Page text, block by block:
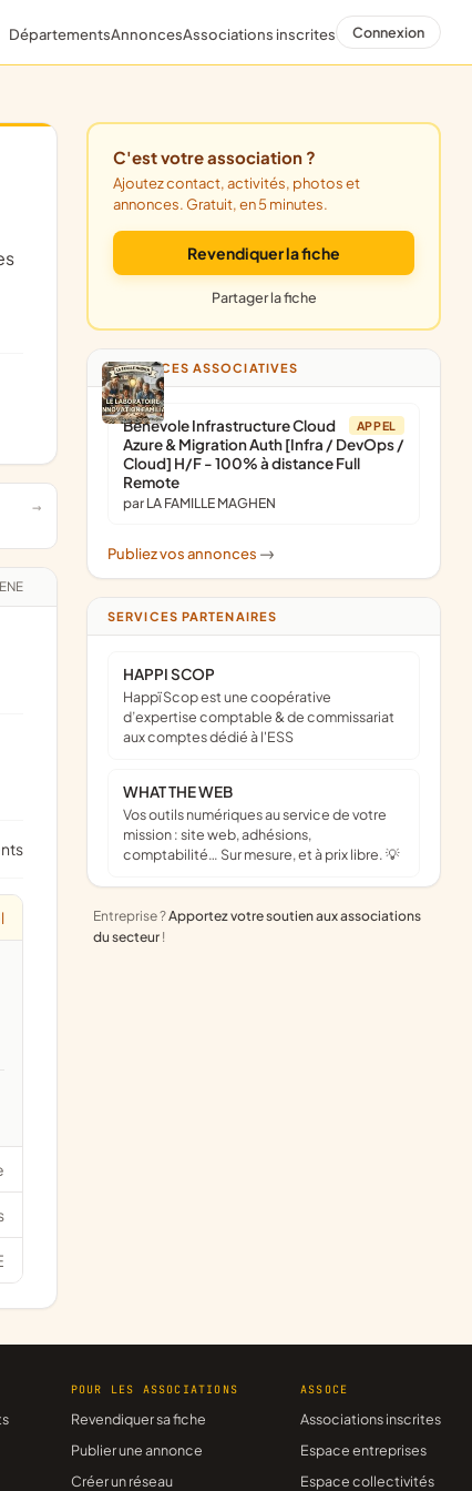
DépartementsAnnoncesAssociations inscrites Connexion
C'est votre association ?
Ajoutez contact, activités, photos et
annonces. Gratuit, en 5 minutes.
Revendiquer la fiche
Partager la fiche
ANNONCES ASSOCIATIVES
APPEL
Bénévole Infrastructure Cloud
Azure & Migration Auth [Infra / DevOps /
Cloud] H/F - 100% à distance Full
Remote
par LA FAMILLE MAGHEN
Publiez vos annonces ->
SERVICES PARTENAIRES
HAPPI SCOP
Happï Scop est une coopérative
d’expertise comptable & de commissariat
aux comptes dédié à l'ESS
WHAT THE WEB
Vos outils numériques au service de votre
mission : site web, adhésions,
comptabilité… Sur mesure, et à prix libre. 💡
Entreprise ?Apportez votre soutien aux associations
du secteur !
POUR LES ASSOCIATIONS
Revendiquer sa fiche
Publier une annonce
Créer un réseau
ASSOCE
Associations inscrites
Espace entreprises
Espace collectivités